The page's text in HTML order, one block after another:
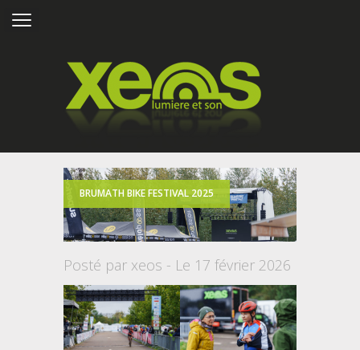
BRUMATH BIKE FESTIVAL 2025
Posté par xeos - Le 17 février 2026